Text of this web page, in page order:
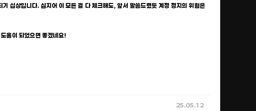
십상입니다. 심지어 이 모든 걸 다 체크해도, 앞서 말씀드렸듯 계정 정지의 위험은
움이 되었으면 좋겠네요!
25.05.12